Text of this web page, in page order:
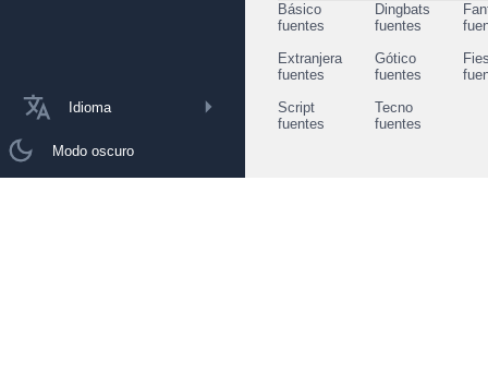
Idioma
Modo oscuro
Básico
fuentes
Dingbats
fuentes
Extranjera
fuentes
Gótico
fuentes
Script
fuentes
Tecno
fuentes